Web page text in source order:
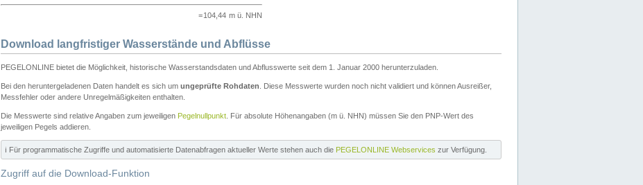
=104,44 m ü. NHN
Download langfristiger Wasserstände und Abflüsse
PEGELONLINE bietet die Möglichkeit, historische Wasserstandsdaten und Abflusswerte seit dem 1. Januar 2000 herunterzuladen.
Bei den heruntergeladenen Daten handelt es sich um ungeprüfte Rohdaten . Diese Messwerte wurden noch nicht validiert und können Ausreißer,
Messfehler oder andere Unregelmäßigkeiten enthalten.
Die Messwerte sind relative Angaben zum jeweiligen Pegelnullpunkt . Für absolute Höhenangaben (m ü. NHN) müssen Sie den PNP-Wert des
jeweiligen Pegels addieren.
ℹ️ Für programmatische Zugriffe und automatisierte Datenabfragen aktueller Werte stehen auch die PEGELONLINE Webservices zur Verfügung.
Zugriff auf die Download-Funktion